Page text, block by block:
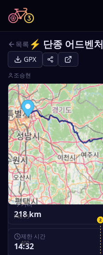
목록 ⚡ 단종 어드벤처
GPX
조승현
400
748.75 1
2
거리
218km
제한 시간
14:32